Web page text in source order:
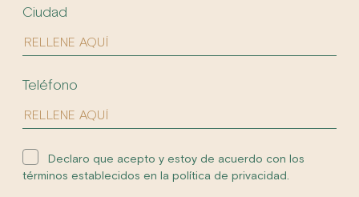
Ciudad
Teléfono
Declaro que acepto y estoy de acuerdo con los
términos establecidos en la política de privacidad.